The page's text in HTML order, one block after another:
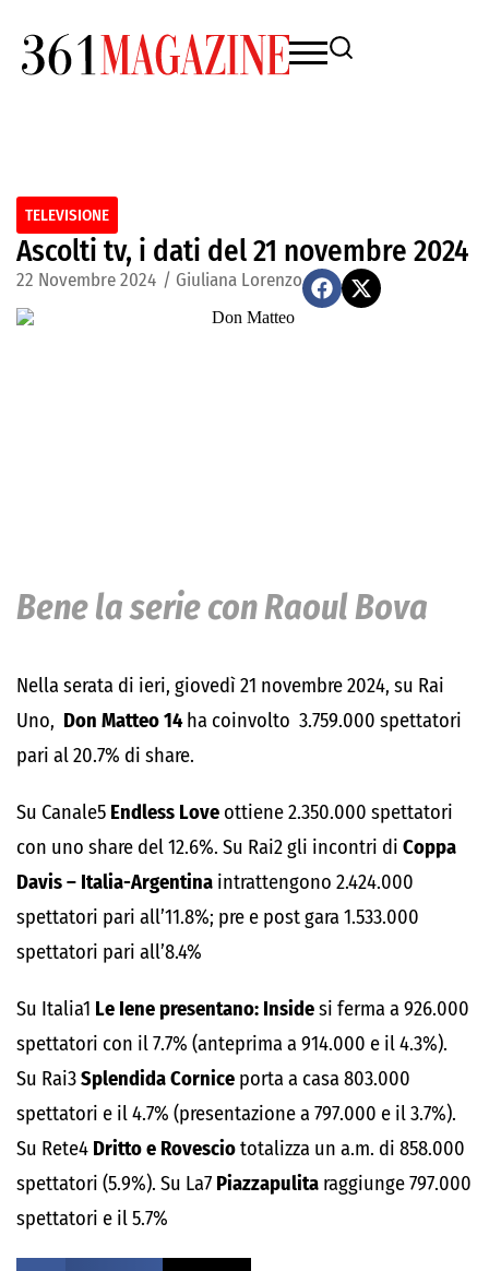
TELEVISIONE
Ascolti tv, i dati del 21 novembre 2024
22 Novembre 2024 / Giuliana Lorenzo
Bene la serie con Raoul Bova
Nella serata di ieri, giovedì 21 novembre 2024, su Rai
Uno, Don Matteo 14ha coinvolto 3.759.000 spettatori
pari al 20.7% di share.
Su Canale5 Endless Love ottiene 2.350.000 spettatori
con uno share del 12.6%. Su Rai2 gli incontri di Coppa
Davis – Italia-Argentina intrattengono 2.424.000
spettatori pari all’11.8%; pre e post gara 1.533.000
spettatori pari all’8.4%
Su Italia1 Le Iene presentano: Insidesi ferma a 926.000
spettatori con il 7.7% (anteprima a 914.000 e il 4.3%).
Su Rai3Splendida Cornice porta a casa 803.000
spettatori e il 4.7% (presentazione a 797.000 e il 3.7%).
Su Rete4 Dritto e Rovesciototalizza un a.m. di 858.000
spettatori (5.9%). Su La7 Piazzapulita raggiunge 797.000
spettatori e il 5.7%